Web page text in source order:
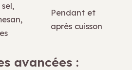
Pendant et
après cuisson
avancées :